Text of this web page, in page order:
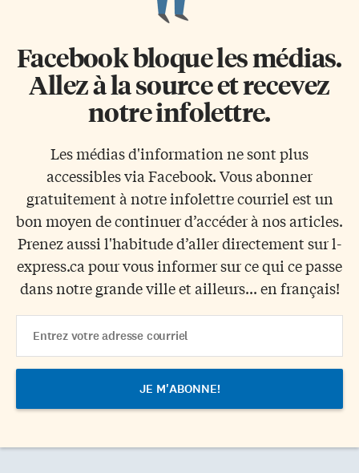
Facebook bloque les médias.
Allez à la source et recevez
notre infolettre.
Les médias d'information ne sont plus
accessibles via Facebook. Vous abonner
gratuitement à notre infolettre courriel est un
bon moyen de continuer d’accéder à nos articles.
Prenez aussi l'habitude d’aller directement sur l-
express.ca pour vous informer sur ce qui ce passe
dans notre grande ville et ailleurs... en français!
Address